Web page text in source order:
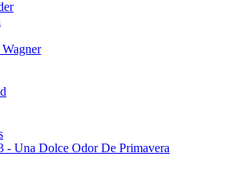
- Una Dolce Odor De Primavera